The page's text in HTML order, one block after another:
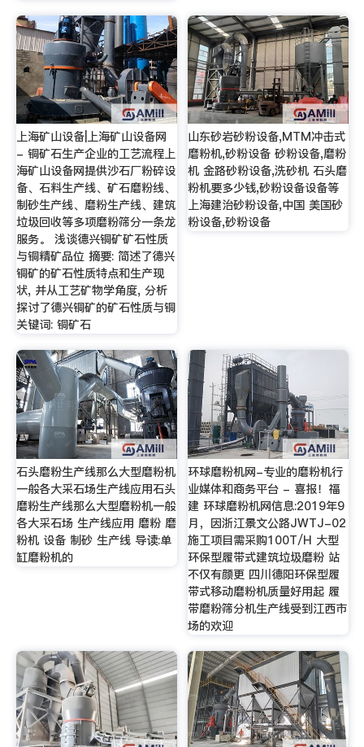
上海矿山设备|上海矿山设备网
- 铜矿石生产企业的工艺流程上
海矿山设备网提供沙石厂粉碎设
备、石料生产线、矿石磨粉线、
制砂生产线、磨粉生产线、建筑
垃圾回收等多项磨粉筛分一条龙
服务。 浅谈德兴铜矿矿石性质
与铜精矿品位 摘要: 简述了德兴
铜矿的矿石性质特点和生产现
状, 并从工艺矿物学角度, 分析
探讨了德兴铜矿的矿石性质与铜
关键词: 铜矿石
山东砂岩砂粉设备,MTM冲击式
磨粉机,砂粉设备 砂粉设备,磨粉
机 金路砂粉设备,洗砂机 石头磨
粉机要多少钱,砂粉设备设备等
上海建治砂粉设备,中国 美国砂
粉设备,砂粉设备
石头磨粉生产线那么大型磨粉机
一般各大采石场生产线应用石头
磨粉生产线那么大型磨粉机一般
各大采石场 生产线应用 磨粉 磨
粉机 设备 制砂 生产线 导读:单
缸磨粉机的
环球磨粉机网-专业的磨粉机行
业媒体和商务平台 - 喜报！福
建 环球磨粉机网信息:2019年9
月，因浙江景文公路JWTJ-02
施工项目需采购100T/H 大型
环保型履带式建筑垃圾磨粉 站
不仅有颜更 四川德阳环保型履
带式移动磨粉机质量好用起 履
带磨粉筛分机生产线受到江西市
场的欢迎